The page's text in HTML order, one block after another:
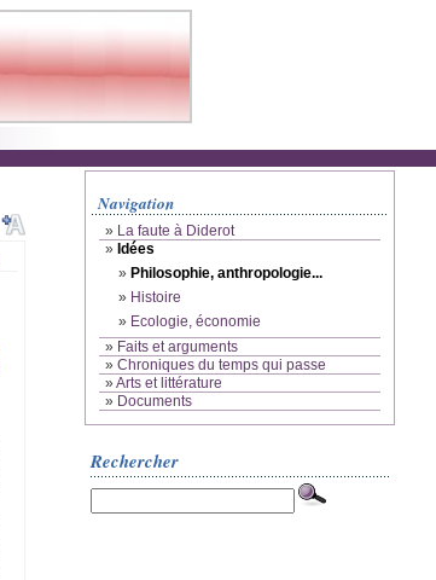
Navigation
» La faute à Diderot
» Idées
» Philosophie, anthropologie...
» Histoire
» Ecologie, économie
» Faits et arguments
» Chroniques du temps qui passe
»Arts et littérature
» Documents
Rechercher